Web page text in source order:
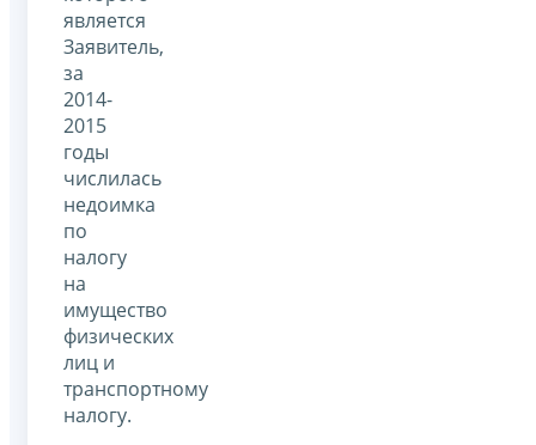
является
Заявитель,
за
2014-
2015
годы
числилась
недоимка
по
налогу
на
имущество
физических
лиц и
транспортному
налогу.